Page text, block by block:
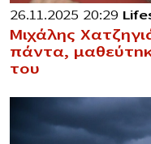
26.11.2025 20:29
Μιχάλης
πάντα,
του